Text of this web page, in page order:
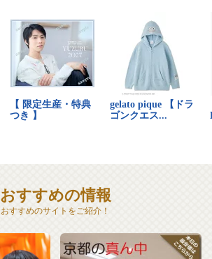
おすすめの情報
おすすめのサイトをご紹介！